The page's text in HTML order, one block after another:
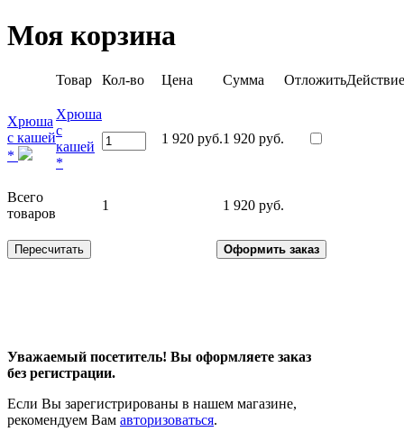
Моя корзина
Товар Кол-во Цена Сумма ОтложитьДействие
Хрюша
с кашей
*
Хрюша
с
кашей
*
1 920 руб.1 920 руб.
Всего
товаров
1 1 920 руб.
Уважаемый посетитель! Вы оформляете заказ
без регистрации.
Если Вы зарегистрированы в нашем магазине,
рекомендуем Вам авторизоваться.